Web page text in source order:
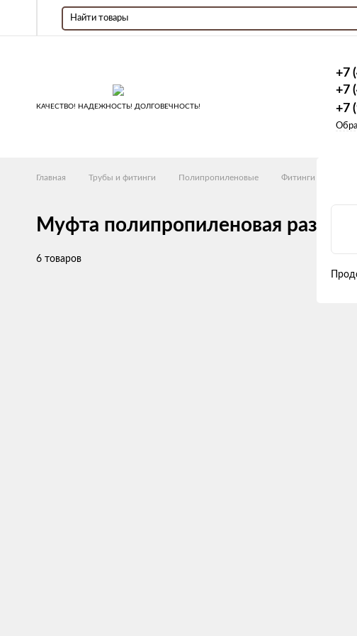
КАЧЕСТВО! НАДЕЖНОСТЬ! ДОЛГОВЕЧНОСТЬ!
+7
+7
+7
Главная Трубы и фитинги Полипропиленовые Фитинги
Муфта полипропиленовая
6 товаров